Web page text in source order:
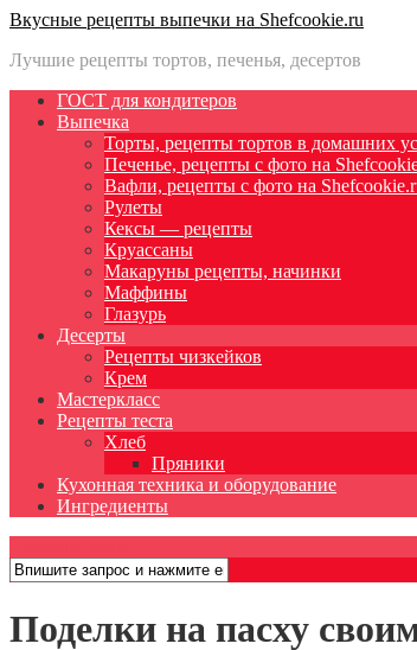
Вкусные рецепты выпечки на Shefcookie.ru
Лучшие рецепты тортов, печенья, десертов
ГОСТ для кондитеров
Выпечка
Торты, рецепты тортов в домашних
Печенье, рецепты с фото на
Вафли, рецепты с фото на
Рулеты
Кексы — рецепты
Круассаны
Макаруны рецепты, начинки
Маффины
Глазурь
Десерты
Рецепты чизкейков
Крем
Мастеркласс
Рецепты теста
Хлеб
Пряники
Кухонная техника и оборудование
Ингредиенты
Поделки на пасху